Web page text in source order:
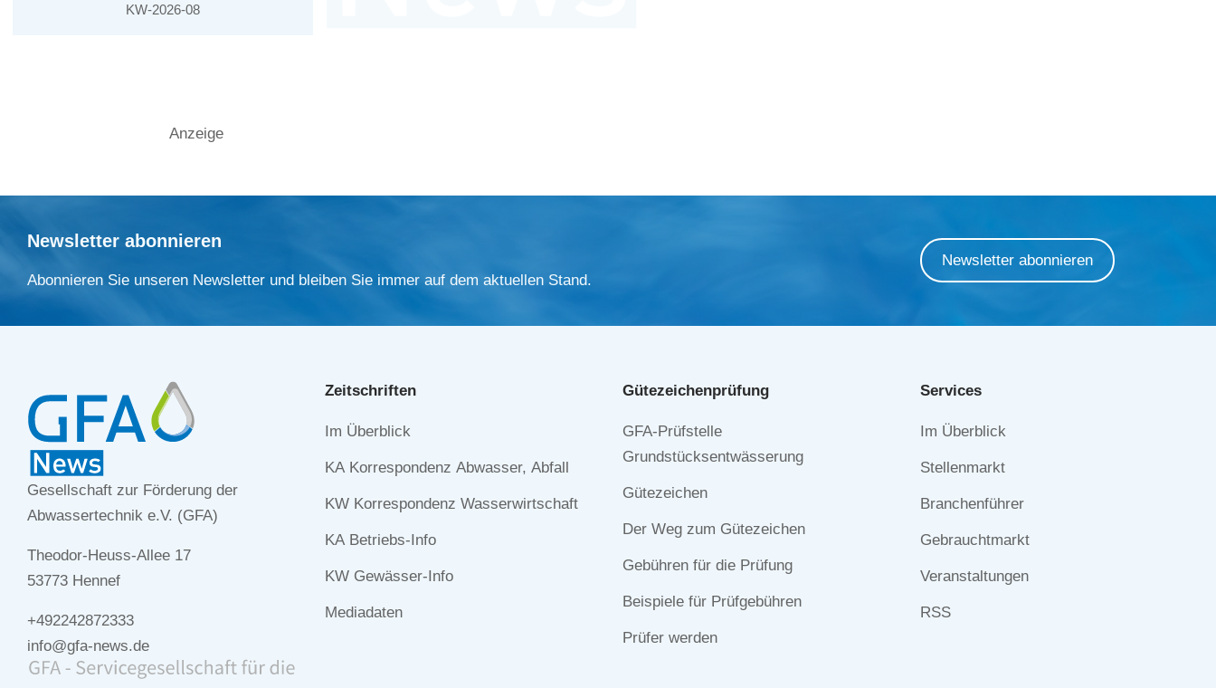
KW-2026-08
Anzeige
Newsletter abonnieren
Abonnieren Sie unseren Newsletter und bleiben Sie immer auf dem aktuellen Stand.
Newsletter abonnieren
Gesellschaft zur Förderung der
Abwassertechnik e.V. (GFA)
Theodor-Heuss-Allee 17
53773 Hennef
+492242872333
info@gfa-news.de
Zeitschriften
Navigation
Im Überblick
KA Korrespondenz Abwasser, Abfall
KW Korrespondenz Wasserwirtschaft
KA Betriebs-Info
KW Gewässer-Info
Mediadaten
Gütezeichen­prüfung
Navigation
überspringen
GFA-Prüfstelle
Grundstücksentwässerung
Gütezeichen
Der Weg zum Gütezeichen
Gebühren für die Prüfung
Beispiele für Prüfgebühren
Prüfer werden
Services
Navigation
Im Überblick
Stellenmarkt
Branchenführer
Gebrauchtmarkt
Veranstaltungen
RSS